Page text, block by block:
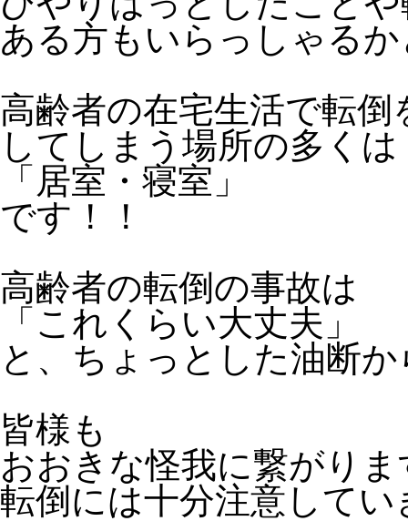
ある方もいらっしゃる
高齢者の在宅生活で転倒
してしまう場所の多くは
「居室・寝室」
です！！
高齢者の転倒の事故は
「これくらい大丈夫」
と、ちょっとした油断
皆様も
おおきな怪我に繋がり
転倒には十分注意して